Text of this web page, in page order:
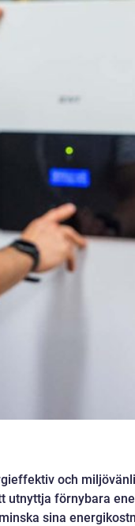
och
utnyttja förnybara
sina